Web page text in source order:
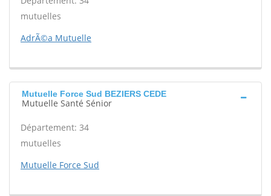
mutuelles
AdrÃ©a Mutuelle
Mutuelle Force Sud BEZIERS CEDE
Mutuelle Santé Sénior
Département: 34
mutuelles
Mutuelle Force Sud